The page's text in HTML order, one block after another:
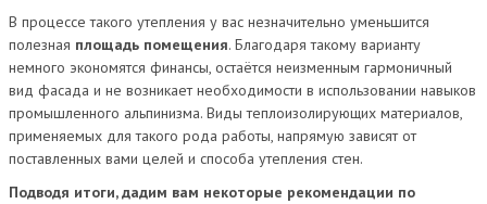
В процессе такого утепления у вас незначительно уменьшится
полезная площадь помещения. Благодаря такому варианту
немного экономятся финансы, остаётся неизменным гармоничный
вид фасада и не возникает необходимости в использовании навыков
промышленного альпинизма. Виды теплоизолирующих материалов,
применяемых для такого рода работы, напрямую зависят от
поставленных вами целей и способа утепления стен.
Подводя итоги, дадим вам некоторые рекомендации по